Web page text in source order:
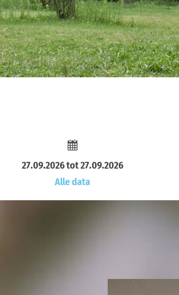
27.09.2026 tot 27.09.2026
Alle data